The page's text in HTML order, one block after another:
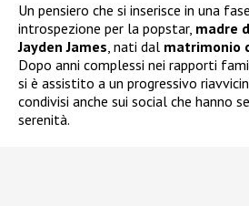
Un pensiero che si inserisce in una
introspezione per la popstar, madre
Jayden James, nati dal matrimonio
Dopo anni complessi nei rapporti
si è assistito a un progressivo
condivisi anche sui social che hanno
serenità.